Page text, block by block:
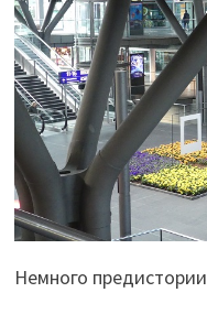
Немного предистории